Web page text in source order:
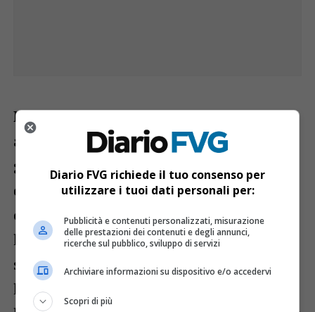
IL PERCORSO.L’obiettivo originario era
arrivare a Chernobyl, ma lo scoppio della
guerra in Ucraina ha cambiato i piani dei
due avventurieri in Vespa. «Andremo
comunque a Est – rimarca Fadelli –
lambendo i confini dell’Ucraina
spingendoci fino alla Turchia per risalire
lungo la Grecia, l’Albania, il Montenegro e
Diario FVG richiede il tuo consenso per
utilizzare i tuoi dati personali per:
Pubblicità e contenuti personalizzati, misurazione
delle prestazioni dei contenuti e degli annunci,
ricerche sul pubblico, sviluppo di servizi
Archiviare informazioni su dispositivo e/o accedervi
Scopri di più